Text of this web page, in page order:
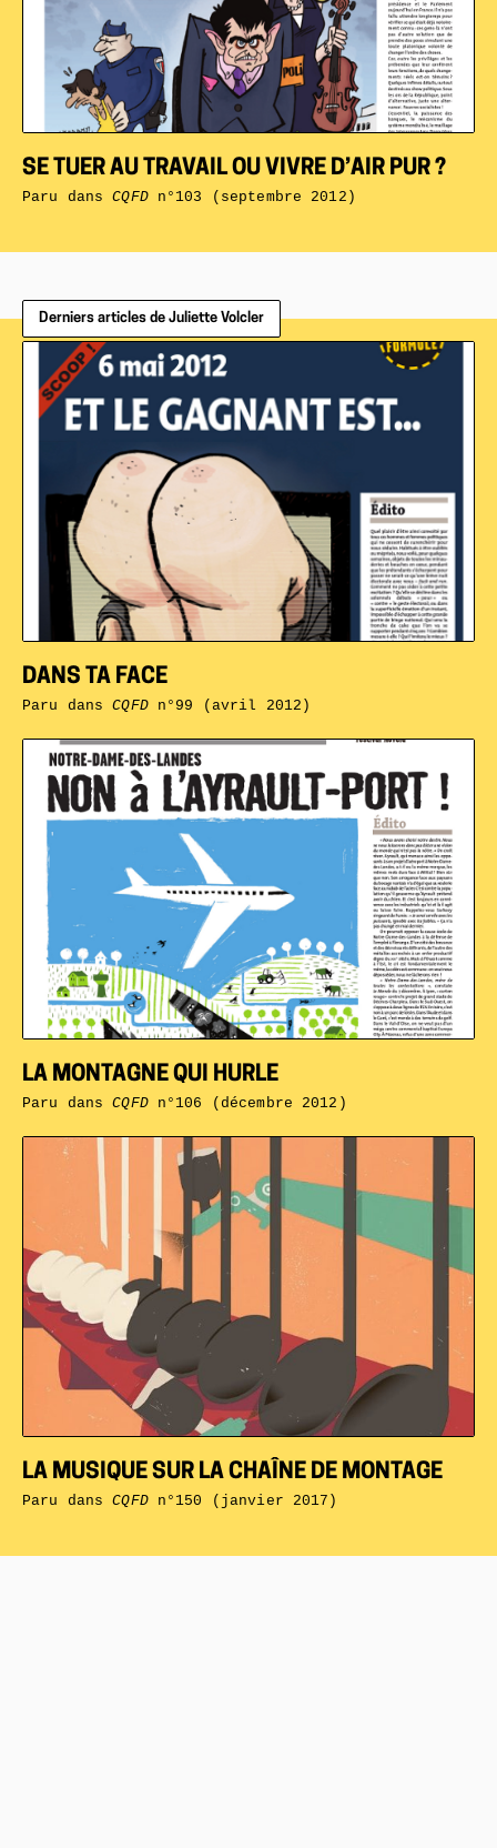
SE TUER AU TRAVAIL OU VIVRE D’AIR PUR ?
Paru dansCQFDn°103 (septembre 2012)
Derniers articles de Juliette Volcler
LA MUSIQUE SUR LA CHAÎNE DE MONTAGE
Paru dansCQFDn°150 (janvier 2017)
LA MONTAGNE QUI HURLE
Paru dansCQFDn°106 (décembre 2012)
DANS TA FACE
Paru dansCQFDn°99 (avril 2012)